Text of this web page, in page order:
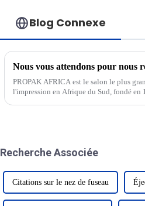
Blog Connexe
PROPAK AFRICA est le salon le plus
l'impression en Afrique du Sud, fondé
Recherche Associée
Citations sur le nez de fuseau